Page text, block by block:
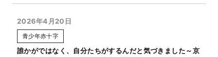
2026年4月20日
青少年赤十字
誰かがではなく、自分たちがするんだと気づきました～京